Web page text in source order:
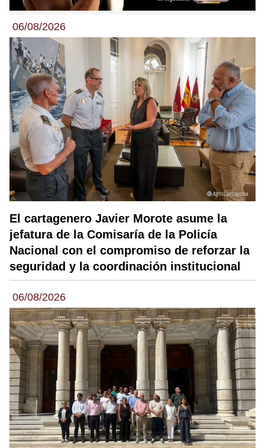
06/08/2026
El cartagenero Javier Morote asume la
jefatura de la Comisaría de la Policía
Nacional con el compromiso de reforzar la
seguridad y la coordinación institucional
06/08/2026